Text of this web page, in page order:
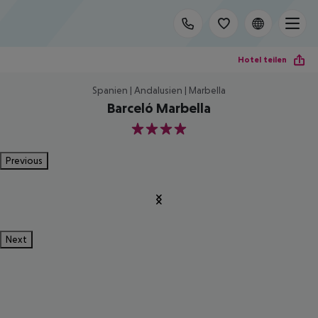
Hotel teilen
Spanien | Andalusien | Marbella
Barceló Marbella
4
Previous
Next